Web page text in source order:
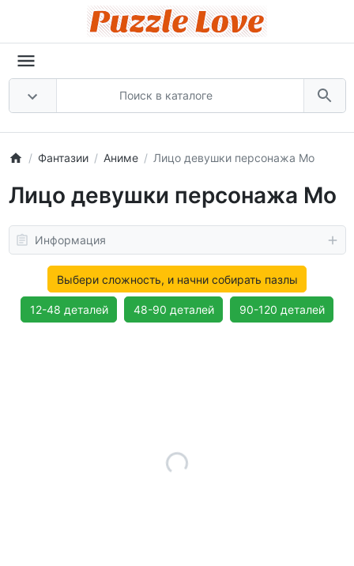
Фантазии Аниме Лицо девушки персонажа Мо
Лицо девушки персонажа Мо
Информация
Выбери сложность, и начни собирать пазлы
12-48 деталей 48-90 деталей 90-120 деталей